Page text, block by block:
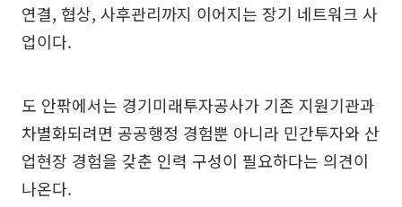
연결, 협상, 사후관리까지 이어지는 장기 네트워크 사
업이다.
도 안팎에서는 경기미래투자공사가 기존 지원기관과
차별화되려면 공공행정 경험뿐 아니라 민간투자와 산
업현장 경험을 갖춘 인력 구성이 필요하다는 의견이
나온다.